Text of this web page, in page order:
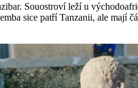
Souostroví leží u
sice patří Tanzanii, ale mají